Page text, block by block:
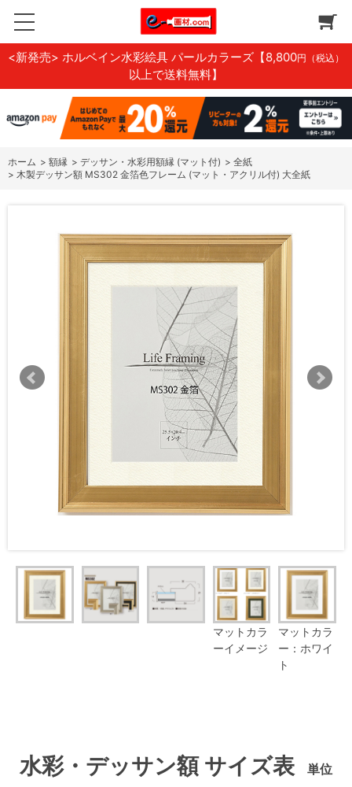
<新発売> ホルベイン水彩絵具 パールカラーズ 【8,800円（税込）
以上で送料無料】
ホーム > 額縁 > デッサン・水彩用額縁 (マット付) > 全紙
> 木製デッサン額 MS302 金箔色フレーム (マット・アクリル付) 大全紙
マットカラ
ーイメージ
マットカラ
ー：ホワイ
ト
水彩・デッサン額 サイズ表 単位